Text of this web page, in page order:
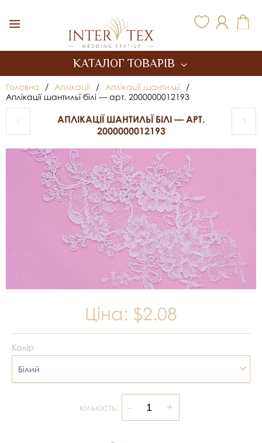
КАТАЛОГ ТОВАРІВ
Головна / Аплікації / Аплікації шантильї
/
Аплікації шантильї білі — арт. 2000000012193
АПЛІКАЦІЇ ШАНТИЛЬЇ БІЛІ — АРТ.
2000000012193
Ціна: $2.08
Колір
Білий
кількість: